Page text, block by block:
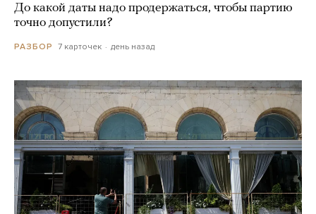
До какой даты надо продержаться, чтобы партию
точно допустили?
РАЗБОР 7 карточек день назад